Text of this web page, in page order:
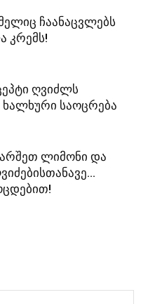
ჩაანაცვლებს
კრემს!
ღვიძლს
ხალხური საოცრება
ლიმონი და